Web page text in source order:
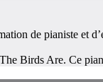
de pianiste et
Birds Are. Ce